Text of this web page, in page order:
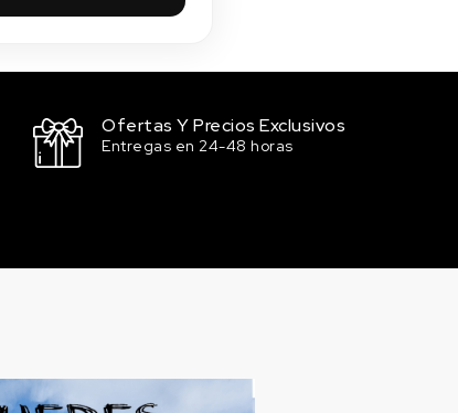
Ofertas Y Precios Exclusivos
Entregas en 24-48 horas